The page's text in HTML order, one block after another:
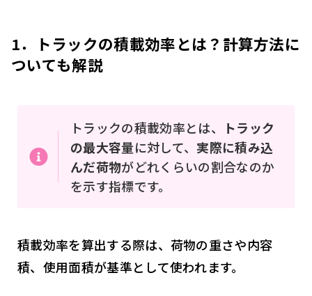
1．トラックの積載効率とは？計算方法に
ついても解説
トラックの積載効率とは、
トラック
の最大容量に対して、 実際に積み込
んだ荷物がどれくらいの割合なのか
を示す指標です。
積載効率を算出する際は、荷物の重さや内容
積、使用面積が基準として使われます。